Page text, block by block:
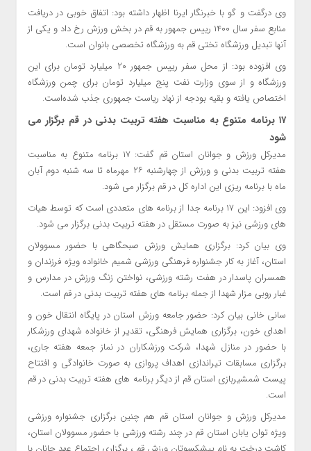
وی درگفت و گو با خبرنگار ایرنا اظهار داشته بود: اتفاق خوبی در دریافت
منابع سفر سال ۱۴۰۰ رییس جمهور به قم در بخش ورزش رخ داد و یکی از
آنها تبدیل ورزشگاه تختی قم به ورزشگاه تخصصی بانوان است.
وی افزوده بود: از محل سفر رییس جمهور ۲۰ میلیارد تومان برای این
ورزشگاه و از سوی وزارت نفت پنج میلیارد تومان برای چمن ورزشگاه
اختصاص یافته و بقیه بودجه از نهاد ریاست جمهوری جذب شده‌است.
۱۷ برنامه متنوع به مناسبت هفته تربیت بدنی در قم برگزار می
شود
مدیرکل ورزش و جوانان استان قم گفت: ۱۷ برنامه متنوع به مناسبت
هفته تربیت بدنی و ورزش از چهارشنبه ۲۶ مهرماه تا سه شنبه دوم آبان
ماه با برنامه ریزی این اداره کل در قم برگزار می شود.
وی افزود: این ۱۷ برنامه جدا از برنامه های متعددی است که توسط هیات
های ورزشی نیز به صورت مستقل در هفته تربیت بدنی برگزار می شود.
وی بیان کرد: برگزاری همایش ورزش صبحگاهی با حضور مسوولان
استان، آغاز به کار جشنواره فرهنگی ورزشی شمیم خانواده ویژه فرزندان و
همسران پاسدار در هفت رشته ورزشی، نواختن زنگ ورزش در مدارس و
غبار روبی مزار شهدا از جمله برنامه های هفته تربیت بدنی در قم است.
سانی خانی بیان کرد: حضور جامعه ورزش استان در پایگاه انتقال خون و
اهدای خون، برگزاری همایش فرهنگی، تقدیر از خانواده شهدای ورزشکار
با حضور در منازل شهدا، شرکت ورزشکاران در نماز جمعه‌ هفته جاری،
برگزاری مسابقات تیراندازی اهداف پروازی به صورت خانوادگی و افتتاح
پیست شمشیربازی استان قم از دیگر برنامه های هفته تربیت بدنی در قم
است.
مدیرکل ورزش و جوانان استان قم هم چنین برگزاری جشنواره ورزشی
ویژه توان یابان استان قم در چند رشته ورزشی با حضور مسوولان استان،